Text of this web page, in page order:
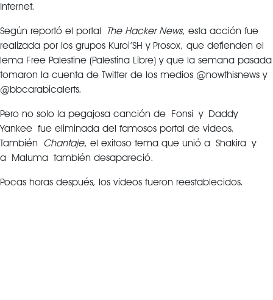
Internet.
Según reportó el portal The Hacker News, esta acción fue
realizada por los grupos Kuroi’SH y Prosox, que defienden el
lema Free Palestine (Palestina Libre) y que la semana pasada
tomaron la cuenta de Twitter de los medios @nowthisnews y
@bbcarabicalerts.
Pero no solo la pegajosa canción de Fonsi y Daddy
Yankee fue eliminada del famosos portal de videos.
También Chantaje, el exitoso tema que unió a Shakira y
a Maluma también desapareció.
Pocas horas después, los videos fueron reestablecidos.